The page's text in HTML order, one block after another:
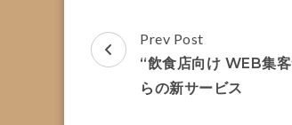
Post
Navigation
Prev Post
“飲食店向け WEB集
らの新サービス